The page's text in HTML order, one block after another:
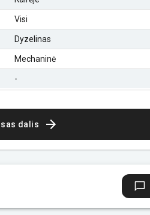
Visi
Dyzelinas
Mechaninė
-
dalis